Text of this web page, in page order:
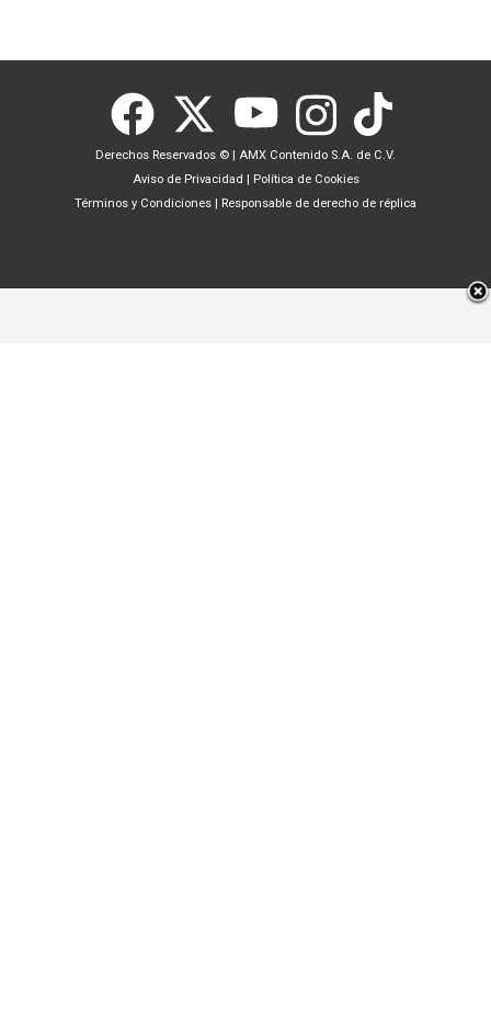
Derechos Reservados © | AMX Contenido S.A. de C.V.
Aviso de Privacidad | Política de Cookies
Términos y Condiciones | Responsable de derecho de réplica